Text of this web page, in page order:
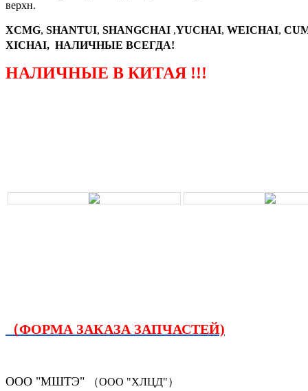
верхн.
XCMG, SHANTUI, SHANGCHAI ,YUCHAI, WEICHAI,
XICHAI, НАЛИЧНЫЕ ВСЕГДА!
НАЛИЧНЫЕ В КИТАЯ !!!
（ФОРМА ЗАКАЗА ЗАПЧАСТЕЙ)
ООО "МШТЭ" （ООО "ХЛЦД"）